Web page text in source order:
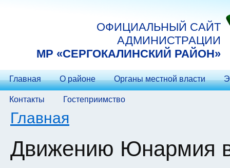
ОФИЦИАЛЬНЫЙ САЙТ
АДМИНИСТРАЦИИ
МP «СЕРГОКАЛИНСКИЙ РАЙОН»
Главная О районе Органы местной власти
Контакты Гостеприимство
Вы здесь
Главная
Движению Юнармия